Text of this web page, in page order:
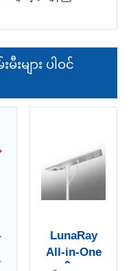
ျား ပါဝင်
LunaRay
All-in-One